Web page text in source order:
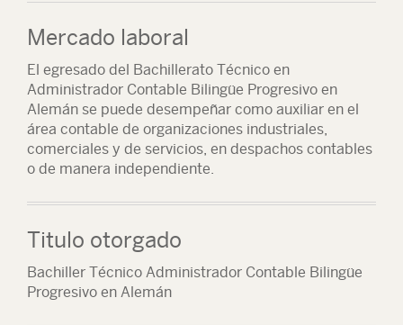
Mercado laboral
El egresado del Bachillerato Técnico en
Administrador Contable Bilingüe Progresivo en
Alemán se puede desempeñar como auxiliar en el
área contable de organizaciones industriales,
comerciales y de servicios, en despachos contables
o de manera independiente.
Titulo otorgado
Bachiller Técnico Administrador Contable Bilingüe
Progresivo en Alemán